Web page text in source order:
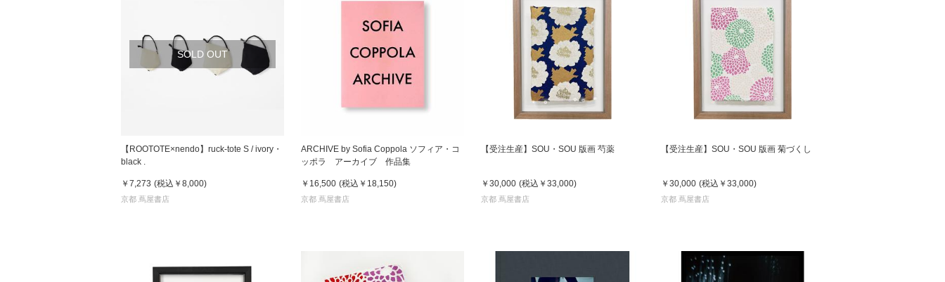
SOLD OUT
【ROOTOTE×nendo】ruck-tote S / ivory・
black .
￥7,273 (税込 ￥8,000)
京都 蔦屋書店
ARCHIVE by Sofia Coppola ソフィア・コ
ッポラ アーカイブ 作品集
￥16,500 (税込 ￥18,150)
京都 蔦屋書店
【受注生産】SOU・SOU 版画 芍薬
￥30,000 (税込 ￥33,000)
京都 蔦屋書店
【受注生産】SOU・SOU 版画 菊づくし
￥30,000 (税込 ￥33,000)
京都 蔦屋書店